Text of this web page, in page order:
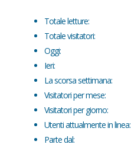
Totale letture:
Totale visitatori:
Oggi:
Ieri:
La scorsa settimana:
Visitatori per mese:
Visitatori per giorno:
Utenti attualmente in linea:
Parte dal: